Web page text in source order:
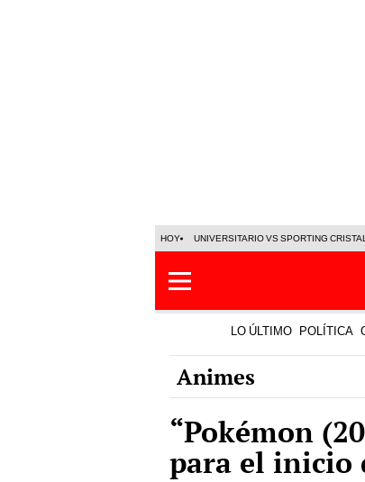
HOY UNIVERSITARIO VS SPORTING CRISTAL
LO ÚLTIMO POLÍTICA
Animes
“Pokémon
para el inicio